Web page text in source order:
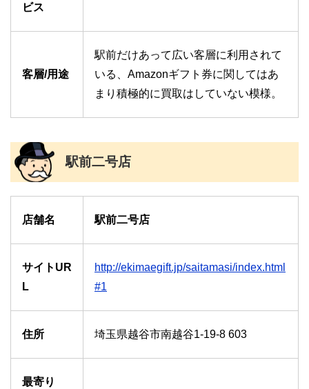
ビス
客層/用途
駅前だけあって広い客層に利用されて
いる、Amazonギフト券に関してはあ
まり積極的に買取はしていない模様。
駅前二号店
店舗名 駅前二号店
サイトUR
L
http://ekimaegift.jp/saitamasi/index.html
#1
住所 埼玉県越谷市南越谷1-19-8 603
最寄り